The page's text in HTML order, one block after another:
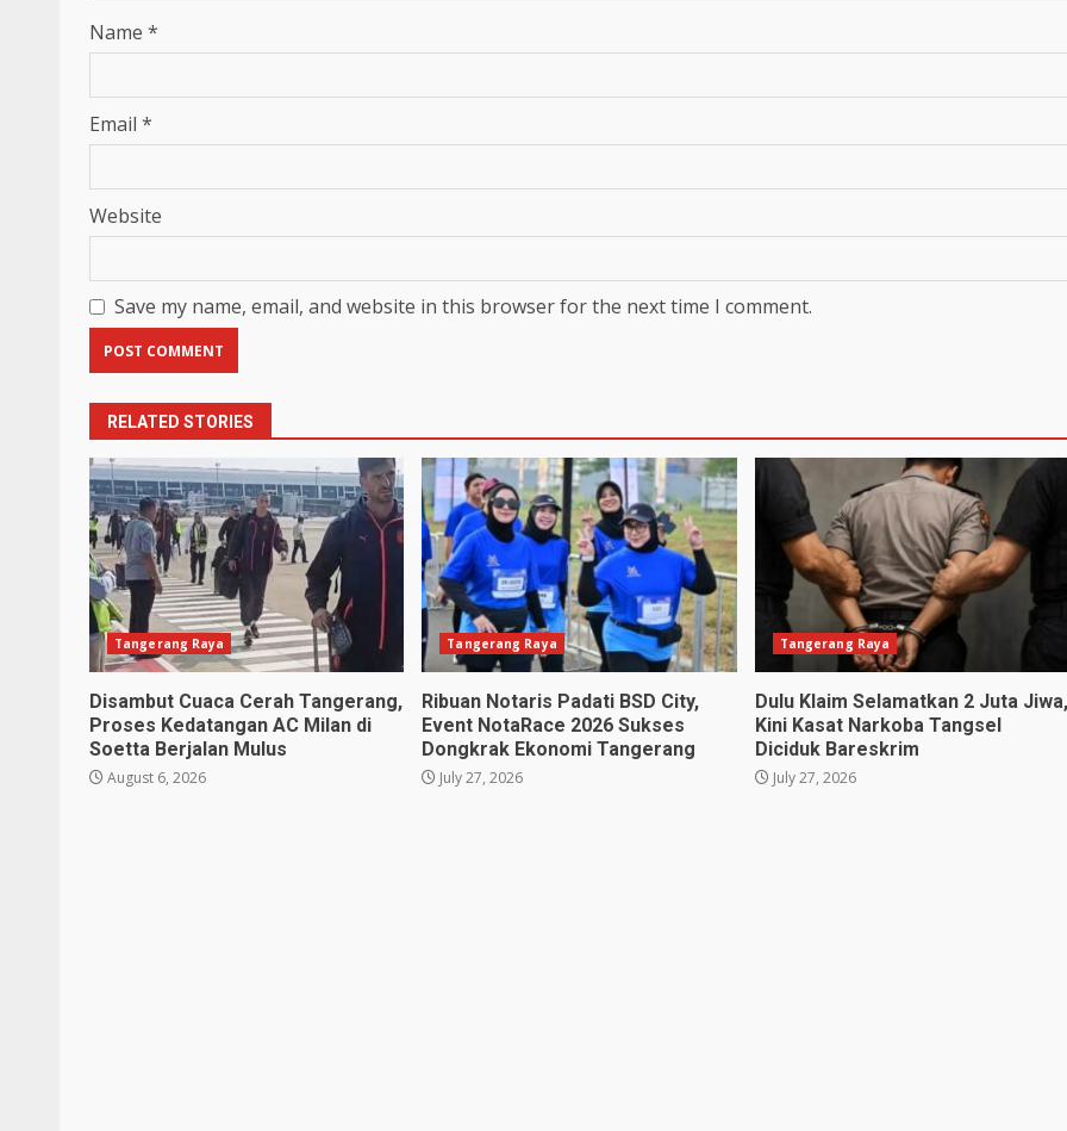
Name *
Email *
Website
Save my name, email, and website in this browser for the next time I comment.
RELATED STORIES
Tangerang Raya
Disambut Cuaca Cerah Tangerang,
Proses Kedatangan AC Milan di
Soetta Berjalan Mulus
August 6, 2026
Tangerang Raya
Ribuan Notaris Padati BSD City,
Event NotaRace 2026 Sukses
Dongkrak Ekonomi Tangerang
July 27, 2026
Tangerang Raya
Dulu Klaim Selamatkan 2 Juta Jiwa,
Kini Kasat Narkoba Tangsel
Diciduk Bareskrim
July 27, 2026